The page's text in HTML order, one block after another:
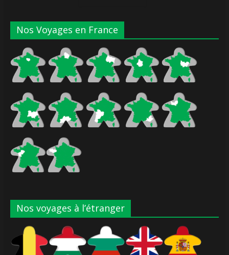
Nos Voyages en France
Nos voyages à l’étranger